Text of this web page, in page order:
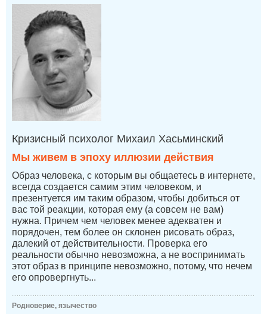
Кризисный психолог Михаил Хасьминский
Мы живем в эпоху иллюзии действия
Образ человека, с которым вы общаетесь в интернете,
всегда создается самим этим человеком, и
презентуется им таким образом, чтобы добиться от
вас той реакции, которая ему (а совсем не вам)
нужна. Причем чем человек менее адекватен и
порядочен, тем более он склонен рисовать образ,
далекий от действительности. Проверка его
реальности обычно невозможна, а не воспринимать
этот образ в принципе невозможно, потому, что нечем
его опровергнуть...
Родноверие, язычество